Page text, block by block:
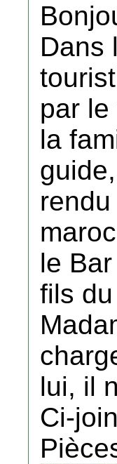
Dans
par
la
le
fils
lui, il
Ci-